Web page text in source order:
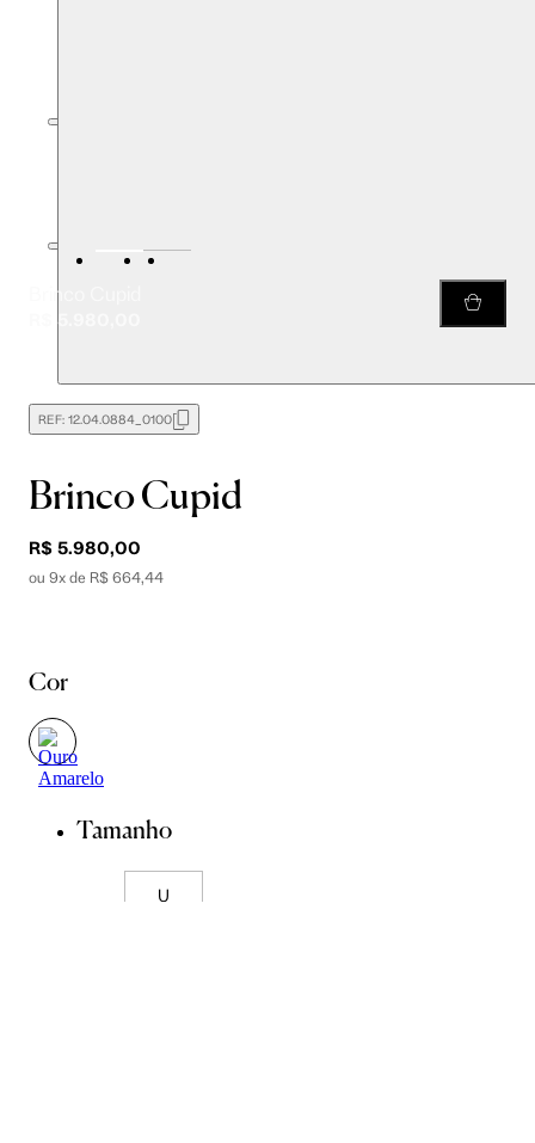
Brinco Cupid
R$ 5.980,00
REF: 12.04.0884_0100
Brinco Cupid
R$ 5.980,00
ou 9x de R$ 664,44
Cor
Tamanho
U